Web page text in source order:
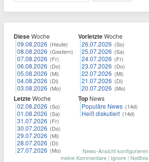
DieseWoche
09.08.2026 (Heute)
08.08.2026 (Gestern)
07.08.2026 (Fr)
06.08.2026 (Do)
05.08.2026 (Mi)
04.08.2026 (Di)
03.08.2026 (Mo)
LetzteWoche
02.08.2026 (So)
01.08.2026 (Sa)
31.07.2026 (Fr)
30.07.2026 (Do)
29.07.2026 (Mi)
28.07.2026 (Di)
27.07.2026 (Mo)
VorletzteWoche
26.07.2026 (So)
25.07.2026 (Sa)
24.07.2026 (Fr)
23.07.2026 (Do)
22.07.2026 (Mi)
21.07.2026 (Di)
20.07.2026 (Mo)
Top News
Populäre News (14d)
Heiß diskutiert (14d)
News-Ansicht konfigurieren
meine Kommentare | Ignore | Notifies